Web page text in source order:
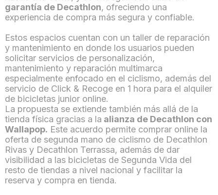
garantía de Decathlon, ofreciendo una
experiencia de compra más segura y confiable.
Estos espacios cuentan con un taller de reparación
y mantenimiento en donde los usuarios pueden
solicitar servicios de personalización,
mantenimiento y reparación multimarca
especialmente enfocado en el ciclismo, además del
servicio de Click & Recoge en 1 hora para el alquiler
de bicicletas junior online.
La propuesta se extiende también más allá de la
tienda física gracias a la alianza de Decathlon con
Wallapop. Este acuerdo permite comprar online la
oferta de segunda mano de ciclismo de Decathlon
Rivas y Decathlon Terrassa, además de dar
visibilidad a las bicicletas de Segunda Vida del
resto de tiendas a nivel nacional y facilitar la
reserva y compra en tienda.